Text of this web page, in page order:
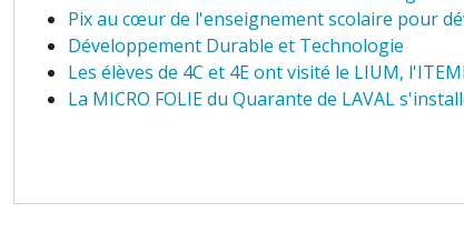
Pix au cœur de l'enseignement scolaire pour
Développement Durable et Technologie
Les élèves de 4C et 4E ont visité le LIUM,
La MICRO FOLIE du Quarante de LAVAL